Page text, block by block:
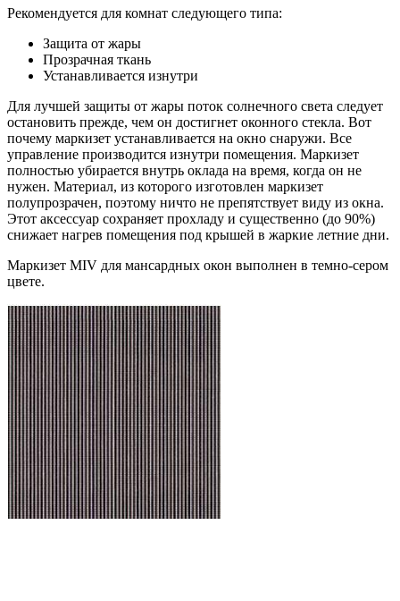
Рекомендуется для комнат следующего типа:
Защита от жары
Прозрачная ткань
Устанавливается изнутри
Для лучшей защиты от жары поток солнечного света следует
остановить прежде, чем он достигнет оконного стекла. Вот
почему маркизет устанавливается на окно снаружи. Все
управление производится изнутри помещения. Маркизет
полностью убирается внутрь оклада на время, когда он не
нужен. Материал, из которого изготовлен маркизет
полупрозрачен, поэтому ничто не препятствует виду из окна.
Этот аксессуар сохраняет прохладу и существенно (до 90%)
снижает нагрев помещения под крышей в жаркие летние дни.
Маркизет MIV для мансардных окон выполнен в темно-сером
цвете.